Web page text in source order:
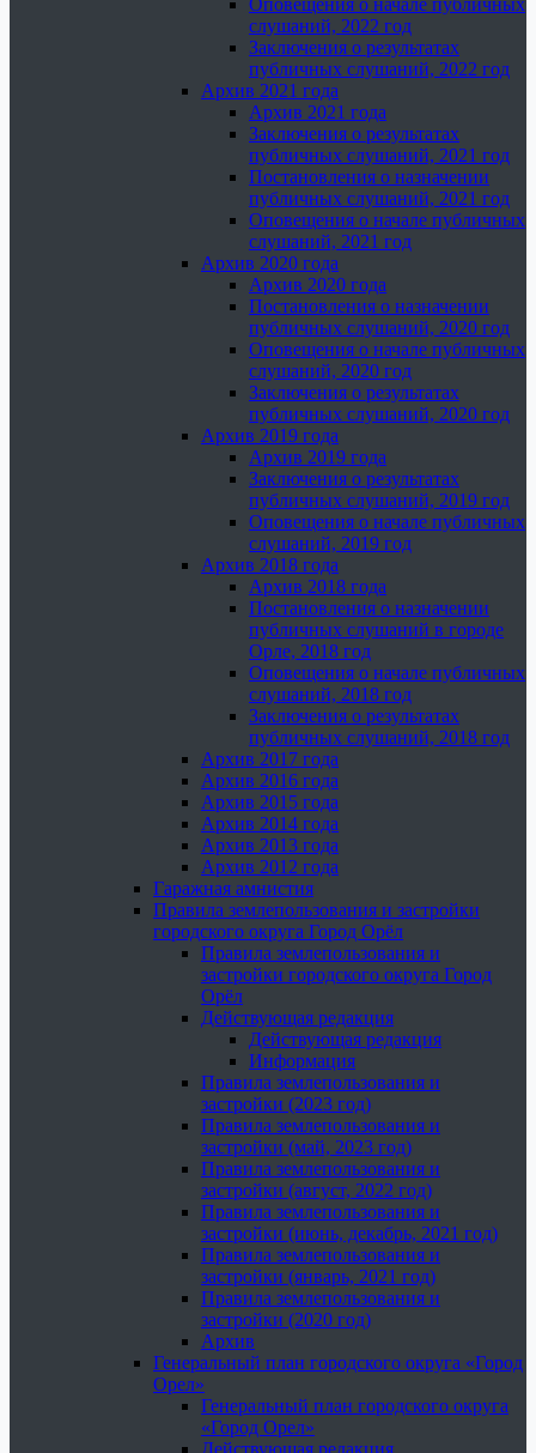
Оповещения о начале публичных
слушаний, 2022 год
Заключения о результатах
публичных слушаний, 2022 год
Архив 2021 года
Архив 2021 года
Заключения о результатах
публичных слушаний, 2021 год
Постановления о назначении
публичных слушаний, 2021 год
Оповещения о начале публичных
слушаний, 2021 год
Архив 2020 года
Архив 2020 года
Постановления о назначении
публичных слушаний, 2020 год
Оповещения о начале публичных
слушаний, 2020 год
Заключения о результатах
публичных слушаний, 2020 год
Архив 2019 года
Архив 2019 года
Заключения о результатах
публичных слушаний, 2019 год
Оповещения о начале публичных
слушаний, 2019 год
Архив 2018 года
Архив 2018 года
Постановления о назначении
публичных слушаний в городе
Орле, 2018 год
Оповещения о начале публичных
слушаний, 2018 год
Заключения о результатах
публичных слушаний, 2018 год
Архив 2017 года
Архив 2016 года
Архив 2015 года
Архив 2014 года
Архив 2013 года
Архив 2012 года
Гаражная амнистия
Правила землепользования и застройки
городского округа Город Орёл
Правила землепользования и
застройки городского округа Город
Орёл
Действующая редакция
Действующая редакция
Информация
Правила землепользования и
застройки (2023 год)
Правила землепользования и
застройки (май, 2023 год)
Правила землепользования и
застройки (август, 2022 год)
Правила землепользования и
застройки (июнь, декабрь, 2021 год)
Правила землепользования и
застройки (январь, 2021 год)
Правила землепользования и
застройки (2020 год)
Архив
Генеральный план городского округа «Город
Орел»
Генеральный план городского округа
«Город Орел»
Действующая редакция